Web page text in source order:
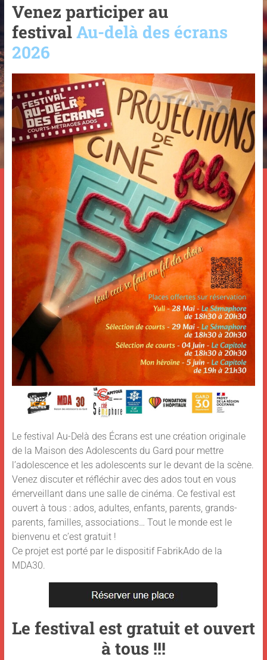
Venez participer au
festivalAu-delà des écrans
2026
Le festival Au-Delà des Écrans est une création originale
de la Maison des Adolescents du Gard pour mettre
l’adolescence et les adolescents sur le devant de la scène.
Venez discuter et réfléchir avec des ados tout en vous
émerveillant dans une salle de cinéma. Ce festival est
ouvert à tous : ados, adultes, enfants, parents, grands-
parents, familles, associations… Tout le monde est le
bienvenu et c’est gratuit !
Ce projet est porté par le dispositif FabrikAdo de la
MDA30.
Le festival est gratuit et ouvert
à tous !!!